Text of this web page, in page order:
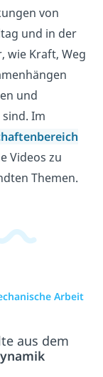
von
und in der
wie Kraft, Weg
und
Im
Videos zu
Themen.
Arbeit
aus dem